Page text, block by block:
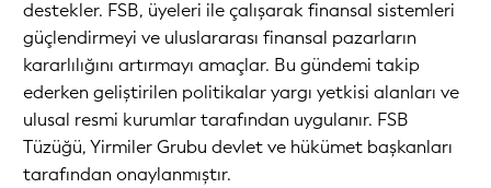
destekler. FSB, üyeleri ile çalışarak finansal sistemleri
güçlendirmeyi ve uluslararası finansal pazarların
kararlılığını artırmayı amaçlar. Bu gündemi takip
ederken geliştirilen politikalar yargı yetkisi alanları ve
ulusal resmi kurumlar tarafından uygulanır. FSB
Tüzüğü, Yirmiler Grubu devlet ve hükümet başkanları
tarafından onaylanmıştır.